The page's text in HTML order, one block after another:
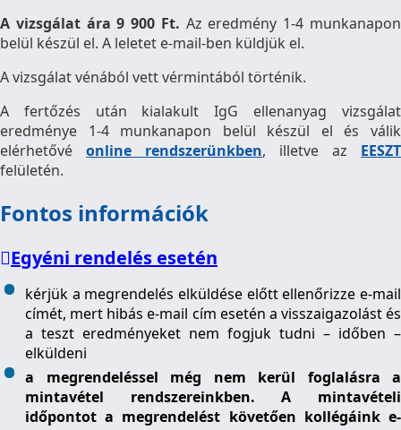
A vizsgálat ára 9 900 Ft. Az eredmény 1-4 munkanapon
belül készül el. A leletet e-mail-ben küldjük el.
A vizsgálat vénából vett vérmintából történik.
A fertőzés után kialakult IgG ellenanyag vizsgálat
eredménye 1-4 munkanapon belül készül el és válik
elérhetővé online rendszerünkben, illetve az EESZT
felületén.
Fontos információk
Egyéni rendelés esetén
kérjük a megrendelés elküldése előtt ellenőrizze e-mail
címét, mert hibás e-mail cím esetén a visszaigazolást és
a teszt eredményeket nem fogjuk tudni – időben –
elküldeni
a megrendeléssel még nem kerül foglalásra a
mintavétel rendszereinkben. A mintavételi
időpontot a megrendelést követően kollégáink e-